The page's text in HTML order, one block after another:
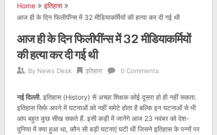
Home
इतिहास
आज ही के दिन फिलीपींन्स में 32 मीडियाकर्मियों की हत्या कर दी गई थी
आज ही के दिन फिलीपींन्स में 32 मीडियाकर्मियों
की हत्या कर दी गई थी
By News Desk इतिहास 0 Comments
नई दिल्ली. इतिहास (History) से अच्छा शिक्षक कोई दूसरा हो ही नहीं सकता.
इतिहास सिर्फ अपने में घटनाओं को नहीं समेटे होता है बल्कि इन घटनाओं से भी
आप बहुत कुछ सीख सकते हैं. इसी कड़ी में जानेंगे आज 23 नवंबर को देश-
दुनिया में क्या हुआ था, कौन सी बड़ी घटनाएं घटी थीं जिसने इतिहास के पन्नों पर